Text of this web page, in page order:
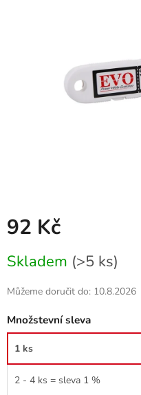
92 Kč
cena:
Skladem (>5 ks)
Můžeme doručit do: 10.8.2026
Množstevní sleva
1 ks
2 - 4 ks = sleva 1 %